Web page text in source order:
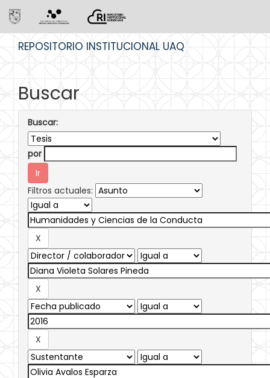
REPOSITORIO INSTITUCIONAL UAQ
Buscar
Buscar:
por
Filtros actuales: